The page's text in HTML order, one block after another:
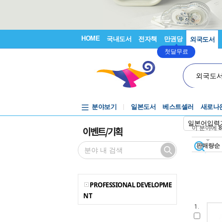
HOME 국내도서 전자책 만권당
첫달무료
외국도서
외국도
일본어입력
분야보기 일본도서 베스트셀러 새로나
이벤트/기획
PROFESSIONAL DEVELOPME
NT
이 분야에
판매량순
1.